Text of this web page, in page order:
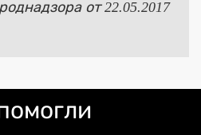
от 22.05.2017